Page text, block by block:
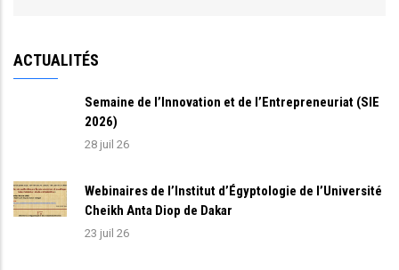
ACTUALITÉS
Semaine de l’Innovation et de l’Entrepreneuriat (SIE
2026)
28 juil 26
Webinaires de l’Institut d’Égyptologie de l’Université
Cheikh Anta Diop de Dakar
23 juil 26